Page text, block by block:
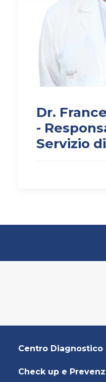
Dr.
-
Servizio
Centro Diagnostico
Check up e